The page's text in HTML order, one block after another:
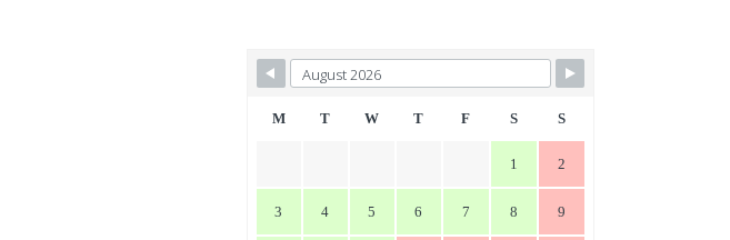
M T W T F S S
1 2
3 4 5 6 7 8 9